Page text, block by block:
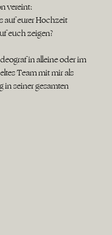
vereint:
auf eurer Hochzeit
euch zeigen?
in alleine oder im
Team mit mir als
in seiner gesamten